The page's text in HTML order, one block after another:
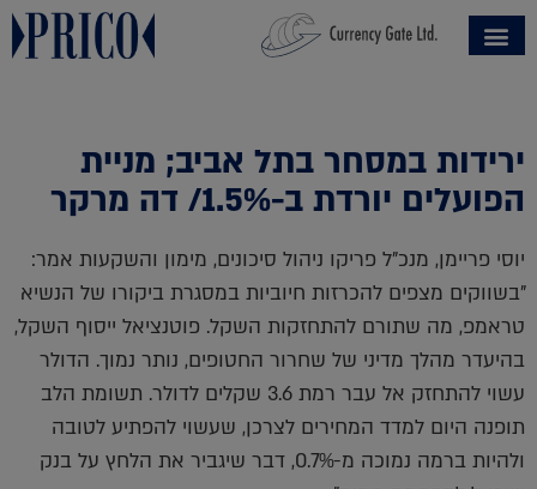
ירידות במסחר בתל אביב; מניית
הפועלים יורדת ב-1.5%/ דה מרקר
יוסי פריימן, מנכ"ל פריקו ניהול סיכונים, מימון והשקעות אמר:
"בשווקים מצפים להכרזות חיוביות במסגרת ביקורו של הנשיא
טראמפ, מה שתורם להתחזקות השקל. פוטנציאל ייסוף השקל,
בהיעדר מהלך מדיני של שחרור החטופים, נותר נמוך. הדולר
עשוי להתחזק אל עבר רמת 3.6 שקלים לדולר. תשומת הלב
תופנה היום למדד המחירים לצרכן, שעשוי להפתיע לטובה
ולהיות ברמה נמוכה מ-0.7%, דבר שיגביר את הלחץ על בנק